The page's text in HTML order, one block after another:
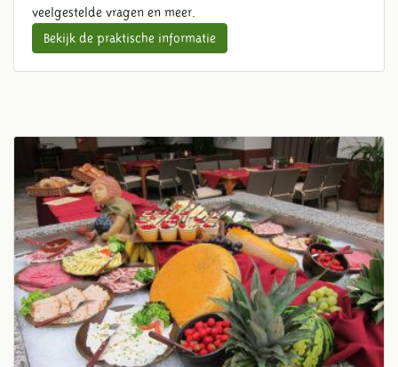
veelgestelde vragen en meer.
Bekijk de praktische informatie